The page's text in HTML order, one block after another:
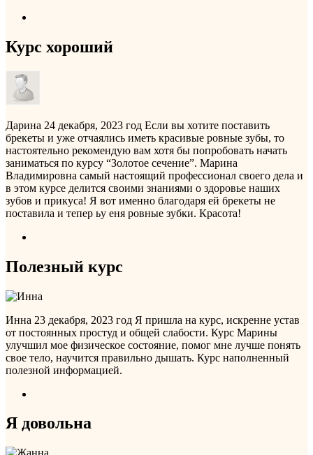
Курс хороший
Дарина 24 декабря, 2023 год Если вы хотите поставить
брекеты и уже отчаялись иметь красивые ровные зубы, то
настоятельно рекомендую вам хотя бы попробовать начать
заниматься по курсу “Золотое сечение”. Марина
Владимировна самый настоящий профессионал своего дела и
в этом курсе делится своими знаниями о здоровье наших
зубов и прикуса! Я вот именно благодаря ей брекеты не
поставила и тепер ьу еня ровные зубки. Красота!
Полезный курс
Инна 23 декабря, 2023 год Я пришла на курс, искренне устав
от постоянных простуд и общей слабости. Курс Марины
улучшил мое физическое состояние, помог мне лучше понять
свое тело, научится правильно дышать. Курс наполненный
полезной информацией.
Я довольна